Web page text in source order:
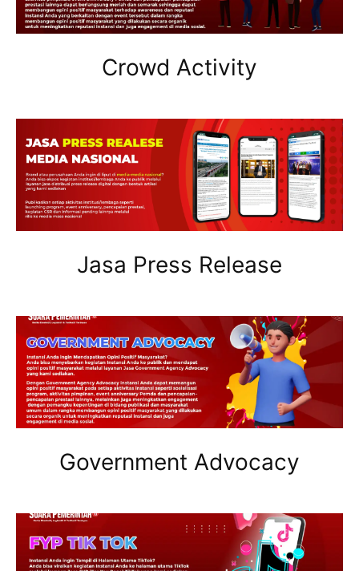
Crowd Activity
Jasa Press Release
Government Advocacy